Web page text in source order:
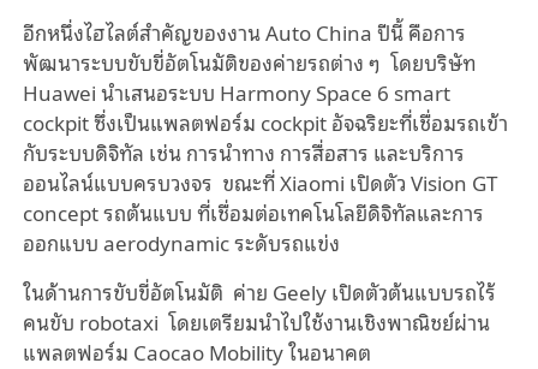
อีกหนึ่งไฮไลต์สำคัญของงาน Auto China ปีนี้ คือการ
พัฒนาระบบขับขี่อัตโนมัติของค่ายรถต่าง ๆ โดยบริษัท
Huawei นำเสนอระบบ Harmony Space 6 smart
cockpit ซึ่งเป็นแพลตฟอร์ม cockpit อัจฉริยะที่เชื่อมรถเข้า
กับระบบดิจิทัล เช่น การนำทาง การสื่อสาร และบริการ
ออนไลน์แบบครบวงจร ขณะที่ Xiaomi เปิดตัว Vision GT
concept รถต้นแบบ ที่เชื่อมต่อเทคโนโลยีดิจิทัลและการ
ออกแบบ aerodynamic ระดับรถแข่ง
ในด้านการขับขี่อัตโนมัติ ค่าย Geely เปิดตัวต้นแบบรถไร้
คนขับ robotaxi โดยเตรียมนำไปใช้งานเชิงพาณิชย์ผ่าน
แพลตฟอร์ม Caocao Mobility ในอนาคต